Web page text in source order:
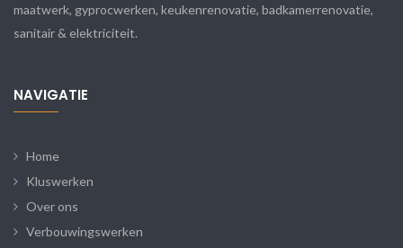
maatwerk, gyprocwerken, keukenrenovatie, badkamerrenovatie,
sanitair & elektriciteit.
NAVIGATIE
Home
Kluswerken
Over ons
Verbouwingswerken